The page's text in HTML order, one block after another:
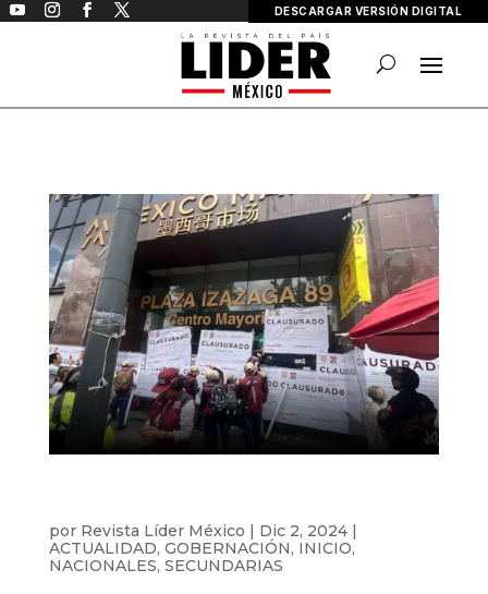
DESCARGAR VERSIÓN DIGITAL
por Revista Líder México | Dic 2, 2024|
ACTUALIDAD, GOBERNACIÓN, INICIO,
NACIONALES, SECUNDARIAS